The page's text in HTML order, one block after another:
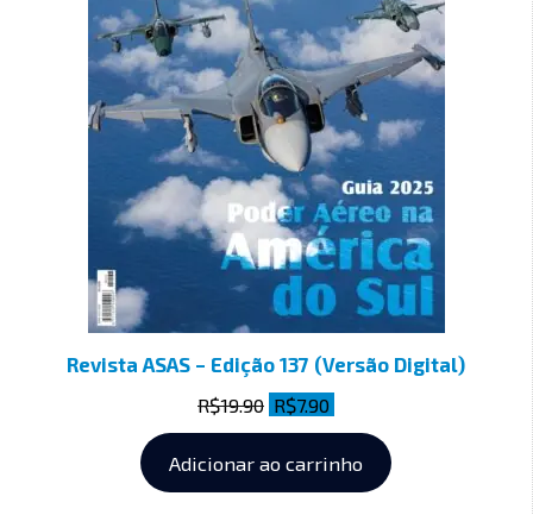
Revista ASAS – Edição 137 (Versão Digital)
R$19.90 R$7.90
Adicionar ao carrinho